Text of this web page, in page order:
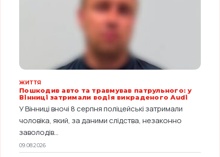
ЖИТТЯ
Пошкодив авто та травмував патрульного: у
Вінниці затримали водія викраденого Audi
У Вінниці вночі 8 серпня поліцейські затримали
чоловіка, який, за даними слідства, незаконно
заволодів...
09.08.2026